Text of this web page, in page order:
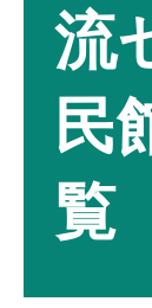
流
民
覧